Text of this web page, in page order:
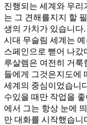
진행되는 세계와 우리
는 그 견해를지지 할
생의 가치가 있습니다
시대 무슬림 세계는
스페인으로 뻗어 나갔
루살렘은 여전히 ​​거룩
들에게 그것은지도에
세계의 중심이었습니
수있을 때만 작업을
에서 그는 항상 눈에
만 대화를 시작했습니